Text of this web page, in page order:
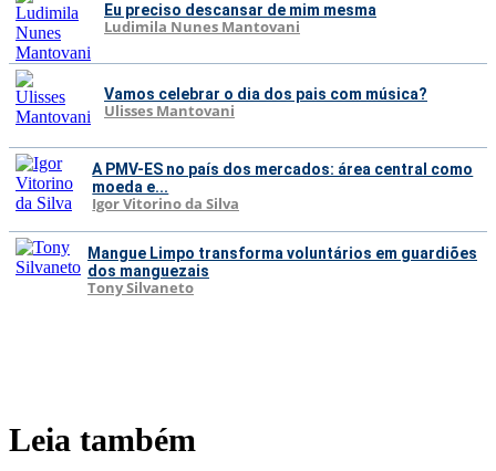
Eu preciso descansar de mim mesma
Ludimila Nunes Mantovani
Vamos celebrar o dia dos pais com música?
Ulisses Mantovani
A PMV-ES no país dos mercados: área central como
moeda e...
Igor Vitorino da Silva
Mangue Limpo transforma voluntários em guardiões
dos manguezais
Tony Silvaneto
Leia também